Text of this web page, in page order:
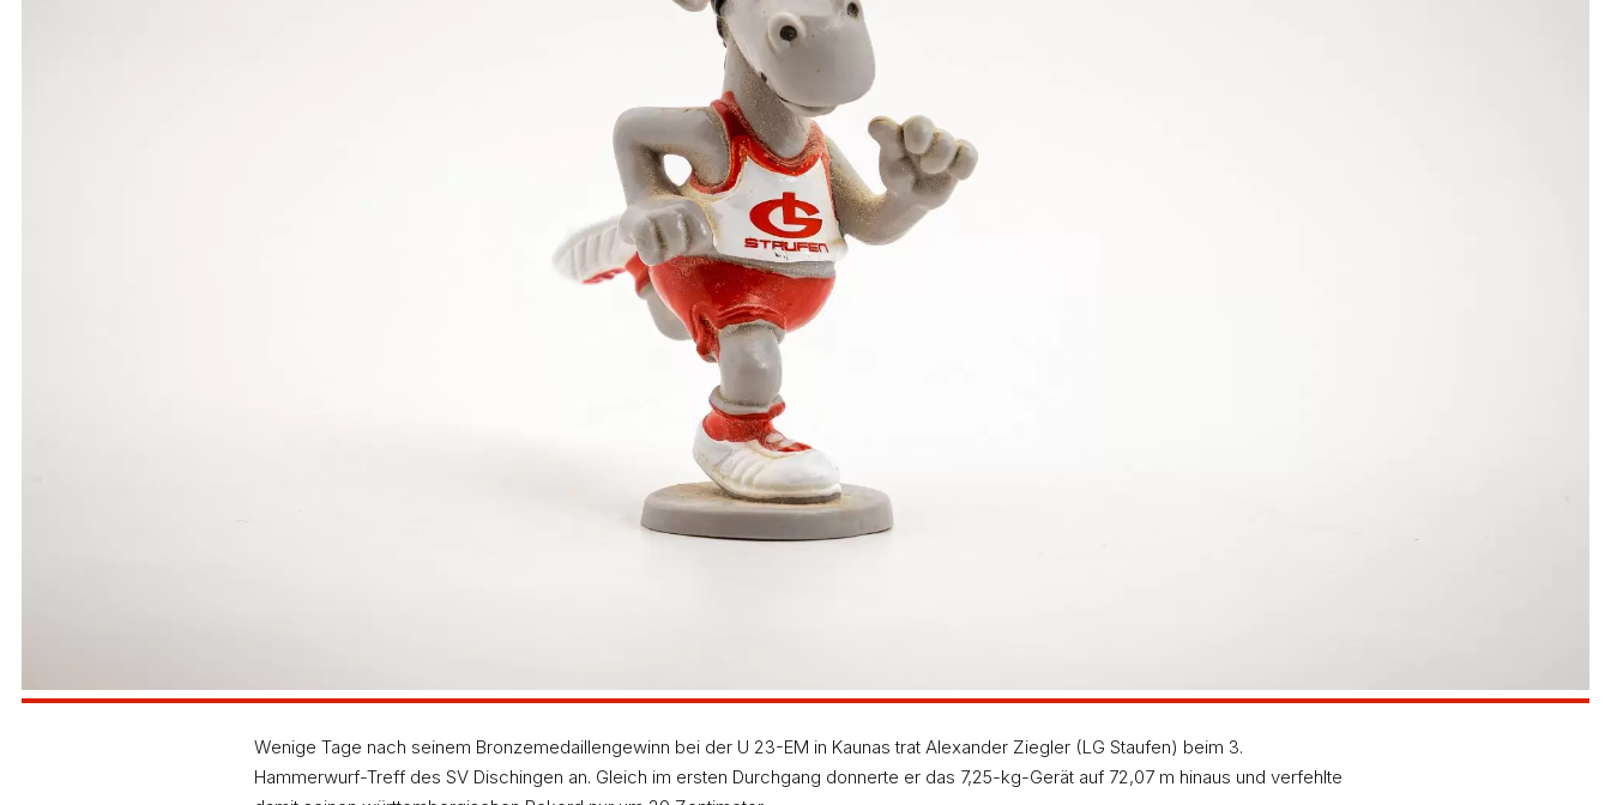
Wenige Tage nach seinem Bronzemedaillengewinn bei der U 23-EM in Kaunas trat Alexander Ziegler (LG Staufen) beim 3.
Hammerwurf-Treff des SV Dischingen an. Gleich im ersten Durchgang donnerte er das 7,25-kg-Gerät auf 72,07 m hinaus und verfehlte